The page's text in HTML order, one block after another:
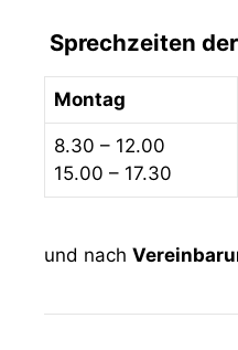
Sprechzeiten
Montag
8.30 – 12.00
15.00 – 17.30
und nach